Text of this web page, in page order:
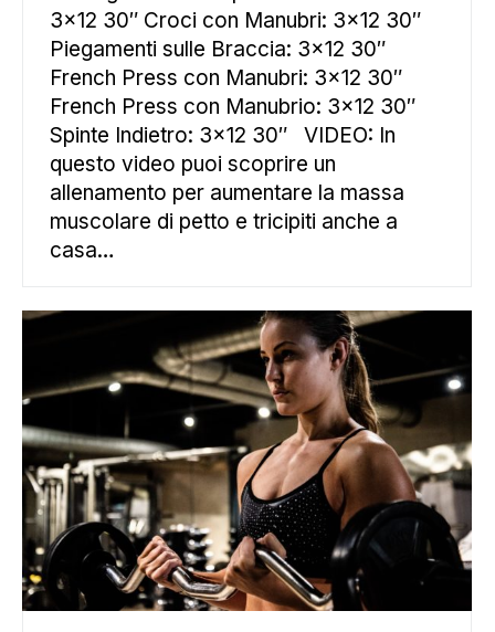
3×12 30″ Croci con Manubri: 3×12 30″
Piegamenti sulle Braccia: 3×12 30″
French Press con Manubri: 3×12 30″
French Press con Manubrio: 3×12 30″
Spinte Indietro: 3×12 30″ VIDEO: In
questo video puoi scoprire un
allenamento per aumentare la massa
muscolare di petto e tricipiti anche a
casa…